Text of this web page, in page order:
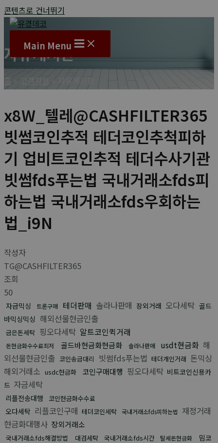
콘텐츠로 건너뛰기
Main Menu
자유게시판
홈 고객지원 자유게시판
x8W_텔레@CASHFILTER365
빗썸코인추적 테더코인추척피하
기 업비트코인추적 테더수사기관
빗썸fds푸는법 국내거래소fds피
하는법 국내거래소fds우회하는
법_i9N
작성자
TG@CASHFILTER365
조회
50
자금믹싱 트론구매 테더판매 솔라나판매 장외거래 오다세탁 골드
바믹싱믹싱 해외선물현금인출
금은돈세탁 핑오다세탁 알트코인퀵거래
돈현금화수수료최저 골드바현금화현금화 솔라나판매 usdt현금화 해
외선물현금인출 코인송금대리 빗썸fds푸는법 테더개인거래 돈믹싱
해외거래소 usdc현금화 코인구매대행 핑오다세탁 비트코인신용카
드 자금세탁
리플전송대행 코인현금화수수료
오다세탁 리플코인구매 테더코인세탁 국내거래소fds피하는법
재정거래
현금화대행사 장외거래소
국내거래소fds해결방법 대검세탁 국내거래소fds시간 탈세돈현금화
밈코